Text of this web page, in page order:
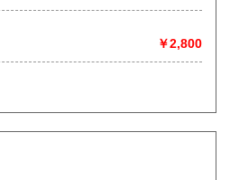
￥2,800